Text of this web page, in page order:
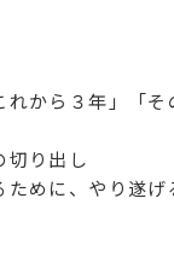
から３年」「そ
切り出し
ために、やり遂